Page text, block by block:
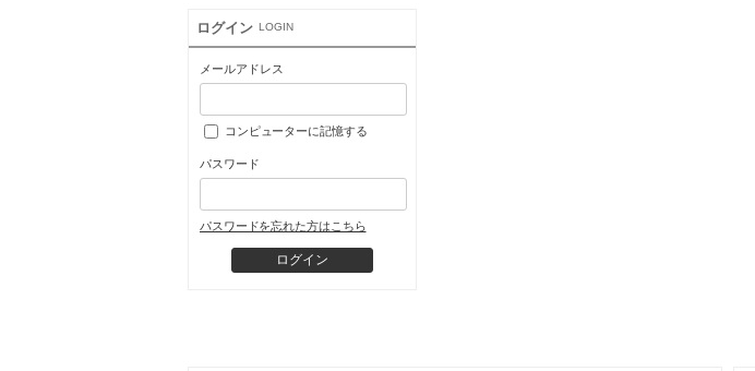
ログイン LOGIN
メールアドレス
コンピューターに記憶する
パスワード
パスワードを忘れた方はこちら